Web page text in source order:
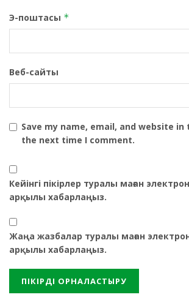
Э-поштасы *
Веб-сайты
Save my name, email, and website
the next time I comment.
Кейінгі пікірлер туралы маған
арқылы хабарлаңыз.
Жаңа жазбалар туралы маған
арқылы хабарлаңыз.